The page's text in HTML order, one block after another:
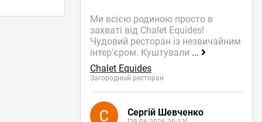
Ми всією родиною просто в
захваті від Chalet Equides!
Чудовий ресторан із незвичайним
інтер'єром. Куштували ...
Chalet Equides
Загородный ресторан
Сергій Шевченко